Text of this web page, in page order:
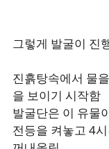
그렇게 발굴이 진
진흙탕속에서 물
을 보이기 시작함
발굴단은 이 유물
전등을 켜놓고 4